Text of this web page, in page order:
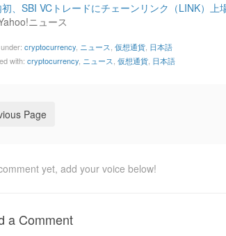
初、SBI VCトレードにチェーンリンク（LINK）
ニュース
cryptocurrency ニュース 仮想通貨 日本語
with: cryptocurrency ニュース 仮想通貨 日本語
Page
yet, add your voice below!
a Comment